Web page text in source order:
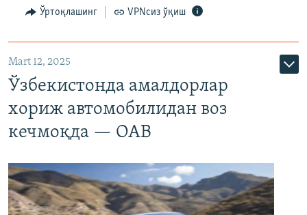
Ўртоқлашинг VPNсиз ўқиш
Mart 12, 2025
Ўзбекистонда амалдорлар
хориж автомобилидан воз
кечмоқда — ОАВ